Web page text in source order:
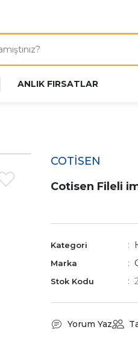
ANLIK FIRSATLAR
COTİSEN
Cotisen Fileli
Kategori
Marka
Stok Kodu
Yorum Yaz